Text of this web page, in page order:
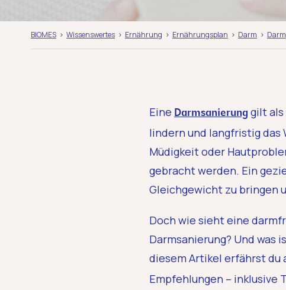
BIOMES Wissenswertes Ernährung Ernährungsplan Darm
Eine Darmsanierung gilt als
lindern und langfristig das
Müdigkeit oder
gebracht werden. Ein
Gleichgewicht zu bringen
Doch wie sieht eine
Darmsanierung? Und was
diesem Artikel erfährst du
Empfehlungen – inklusive